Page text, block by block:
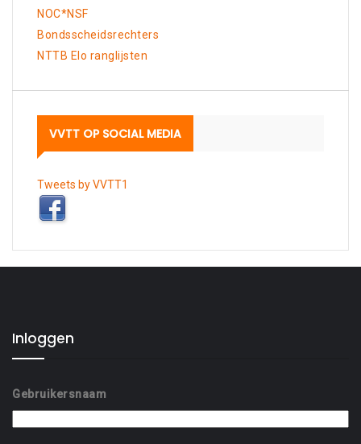
NOC*NSF
Bondsscheidsrechters
NTTB Elo ranglijsten
VVTT OP SOCIAL MEDIA
Tweets by VVTT1
Inloggen
Gebruikersnaam